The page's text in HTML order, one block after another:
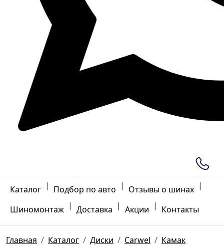
Каталог | Подбор по авто | Отзывы о шинах |
Шиномонтаж | Доставка | Акции | Контакты
Главная Каталог Диски Carwel
Камак